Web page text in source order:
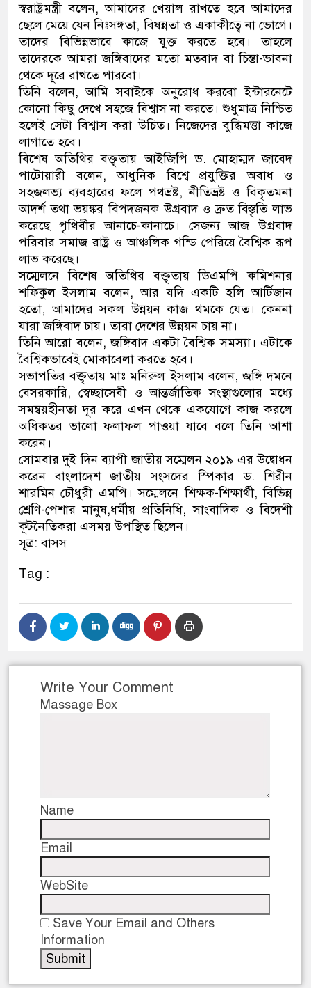
স্বরাষ্ট্রমন্ত্রী বলেন, আমাদের খেয়াল রাখতে হবে আমাদের
ছেলে মেয়ে যেন নিঃসঙ্গতা, বিষন্নতা ও একাকীত্বে না ভোগে।
তাদের বিভিন্নভাবে কাজে যুক্ত করতে হবে। তাহলে
তাদেরকে আমরা জঙ্গিবাদের মতো মতবাদ বা চিন্তা-ভাবনা
থেকে দূরে রাখতে পারবো।
তিনি বলেন, আমি সবাইকে অনুরোধ করবো ইন্টারনেটে
কোনো কিছু দেখে সহজে বিশ্বাস না করতে। শুধুমাত্র নিশ্চিত
হলেই সেটা বিশ্বাস করা উচিত। নিজেদের বুদ্ধিমত্তা কাজে
লাগাতে হবে।
বিশেষ অতিথির বক্তৃতায় আইজিপি ড. মোহাম্মদ জাবেদ
পাটোয়ারী বলেন, আধুনিক বিশ্বে প্রযুক্তির অবাধ ও
সহজলভ্য ব্যবহারের ফলে পথভ্রষ্ট, নীতিভ্রষ্ট ও বিকৃতমনা
আদর্শ তথা ভয়ঙ্কর বিপদজনক উগ্রবাদ ও দ্রুত বিস্তৃতি লাভ
করেছে পৃথিবীর আনাচে-কানাচে। সেজন্য আজ উগ্রবাদ
পরিবার সমাজ রাষ্ট্র ও আঞ্চলিক গন্ডি পেরিয়ে বৈশ্বিক রূপ
লাভ করেছে।
সম্মেলনে বিশেষ অতিথির বক্তৃতায় ডিএমপি কমিশনার
শফিকুল ইসলাম বলেন, আর যদি একটি হলি আর্টিজান
হতো, আমাদের সকল উন্নয়ন কাজ থমকে যেত। কেননা
যারা জঙ্গিবাদ চায়। তারা দেশের উন্নয়ন চায় না।
তিনি আরো বলেন, জঙ্গিবাদ একটা বৈশ্বিক সমস্যা। এটাকে
বৈশ্বিকভাবেই মোকাবেলা করতে হবে।
সভাপতির বক্তৃতায় মাঃ মনিরুল ইসলাম বলেন, জঙ্গি দমনে
বেসরকারি, স্বেচ্ছাসেবী ও আন্তর্জাতিক সংস্থাগুলোর মধ্যে
সমন্বয়হীনতা দূর করে এখন থেকে একযোগে কাজ করলে
অধিকতর ভালো ফলাফল পাওয়া যাবে বলে তিনি আশা
করেন।
সোমবার দুই দিন ব্যাপী জাতীয় সম্মেলন ২০১৯ এর উদ্বোধন
করেন বাংলাদেশ জাতীয় সংসদের স্পিকার ড. শিরীন
শারমিন চৌধুরী এমপি। সম্মেলনে শিক্ষক-শিক্ষার্থী, বিভিন্ন
শ্রেণি-পেশার মানুষ,ধর্মীয় প্রতিনিধি, সাংবাদিক ও বিদেশী
কূটনৈতিকরা এসময় উপস্থিত ছিলেন।
সূত্র: বাসস
Tag :
Write Your Comment
Massage Box
Name
Email
WebSite
Save Your Email and Others
Information